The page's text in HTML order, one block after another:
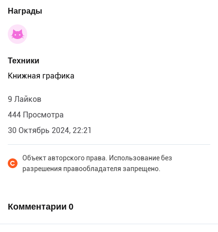
Награды
Техники
Книжная графика
9 Лайков
444 Просмотра
30 Октябрь 2024, 22:21
Объект авторского права. Использование без
разрешения правообладателя запрещено.
Комментарии 0